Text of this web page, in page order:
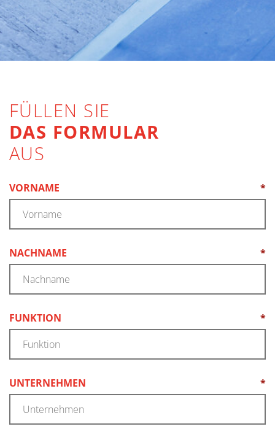
FÜLLEN SIE
DAS FORMULAR
AUS
VORNAME *
(REQUIRED)
NACHNAME *
(REQUIRED)
FUNKTION *
(REQUIRED)
UNTERNEHMEN *
(REQUIRED)